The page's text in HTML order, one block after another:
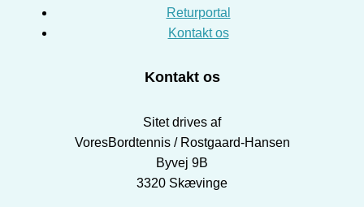
Returportal
Kontakt os
Kontakt os
Sitet drives af
VoresBordtennis / Rostgaard-Hansen
Byvej 9B
3320 Skævinge